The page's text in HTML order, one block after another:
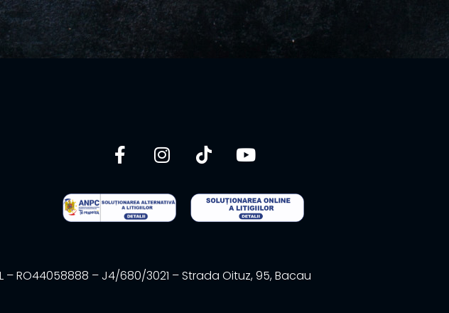
– RO44058888 – J4/680/3021 – Strada Oituz, 95, Bacau